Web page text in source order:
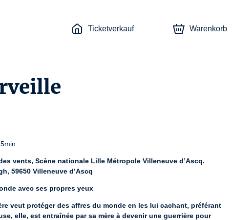
Ticketverkauf Warenkorb
vents, Scène nationale Lille Métropole Villeneuve d’Ascq.
59650 Villeneuve d’Ascq
avec ses propres yeux
veut protéger des affres du monde en les lui cachant, préférant
elle, est entraînée par sa mère à devenir une guerrière pour